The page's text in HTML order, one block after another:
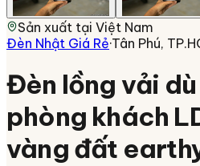
Sản xuất tại Việt Nam
Đèn Nhật Giá Rẻ·Tân Phú,
Đèn lồng vải
phòng khách
vàng đất